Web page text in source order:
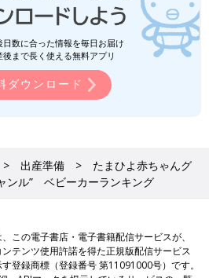
数に合った情報を毎日お届け
まで長く使える無料アプリ
ダウンロード
出産準備
たまひよ赤ちゃんグ
ンル” ベビーカーランキング
この電子書店・電子書籍配信サービスが、
テンツ使用許諾を得た正規版配信サービス
登録商標（登録番号 第11091000号）です。